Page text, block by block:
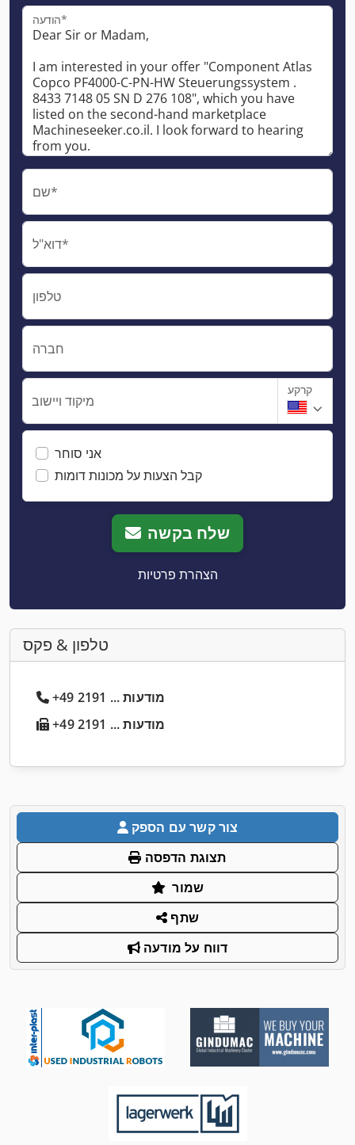
הודעה*
שם*
דוא"ל*
טלפון
חברה
מיקוד ויישוב
קרקע
אני סוחר
קבל הצעות על מכונות דומות
שלח בקשה
הצהרת פרטיות
טלפון & פקס
+49 2191 ... מודעות
+49 2191 ... מודעות
צור קשר עם הספק
תצוגת הדפסה
שמור
שתף
דווח על מודעה